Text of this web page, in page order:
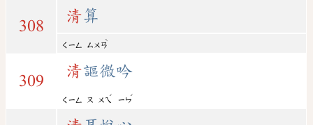
308
清算
ㄑㄧㄥ ㄙㄨㄢ
ˋ
309
清謳微吟
ㄑㄧㄥ ㄡ ㄨㄟ
ˊ
ㄧㄣ
ˊ